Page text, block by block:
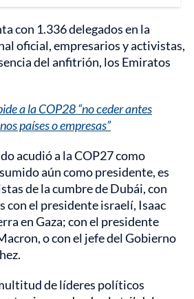
con 1.336 delegados en la
oficial, empresarios y activistas,
del anfitrión, los Emiratos
a la COP28 “no ceder antes
países o empresas”
acudió a la COP27 como
aún como presidente, es
de la cumbre de Dubái, con
con el presidente israelí, Isaac
en Gaza; con el presidente
o con el jefe del Gobierno
de líderes políticos